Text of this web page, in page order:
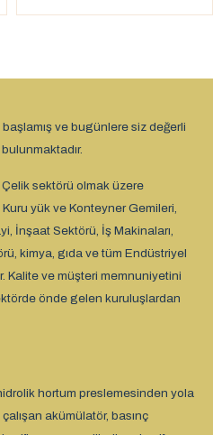
ve bugünlere siz değerli
Çelik sektörü olmak üzere
yük ve Konteyner Gemileri,
İnşaat Sektörü, İş Makinaları,
kimya, gıda ve tüm Endüstriyel
Kalite ve müşteri memnuniyetini
önde gelen kuruluşlardan
hortum preslemesinden yola
akümülatör, basınç